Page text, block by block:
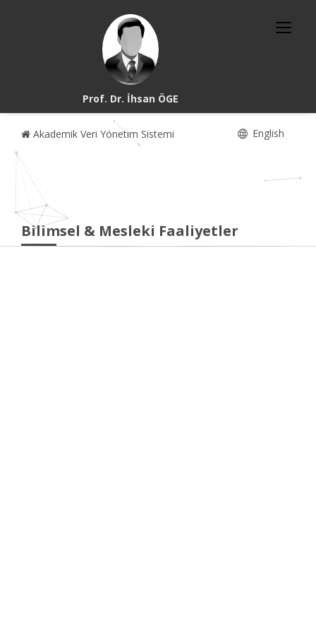
Prof. Dr. İhsan ÖGE
Akademik Veri Yönetim Sistemi English
Bilimsel & Mesleki Faaliyetler